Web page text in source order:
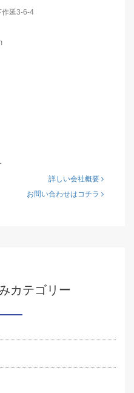
作延3-6-4
詳しい会社概要
お問い合わせはコチラ
カテゴリー